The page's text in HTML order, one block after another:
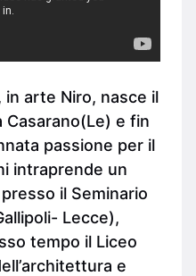
in arte Niro, nasce il
Casarano(Le) e fin
passione per il
intraprende un
il Seminario
Lecce),
tempo il Liceo
e